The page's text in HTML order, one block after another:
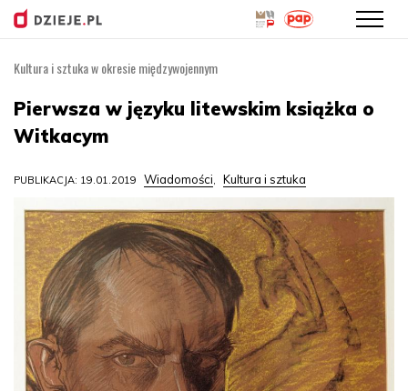
Przejdź
treści
Kultura i sztuka w okresie międzywojennym
Pierwsza w języku litewskim książka o
Witkacym
PUBLIKACJA: 19.01.2019 Wiadomości, Kultura i sztuka